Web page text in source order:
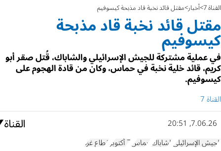
القناة 7 أخبار مقتل قائد نخبة قاد مذبحة كيسوفيم
مقتل قائد نخبة قاد مذبحة
كيسوفيم
في عملية مشتركة للجيش الإسرائيلي والشاباك، قُتل صقر أبو
كريم، قائد خلية نخبة في حماس، وكان من قادة الهجوم على
كيسوفيم.
القناة 7
7.06.26, 20:51
الجيش الإسرائيليالشاباك حماس7 أكتوبر قطاع غزة